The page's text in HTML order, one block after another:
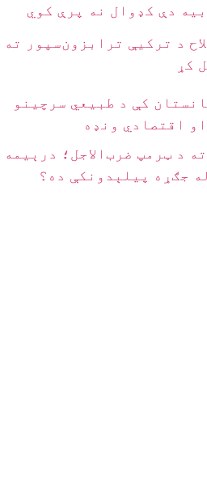
دې کډوال نه پرې کوي
د ترکیې ترابزون‌سپور ته
کړ
کې د طبیعي سرچینو
اقتصادي ونډه
د ټرمپ ضرب‌الاجل؛ درېیمه
جګړه پیلېدونکې ده؟